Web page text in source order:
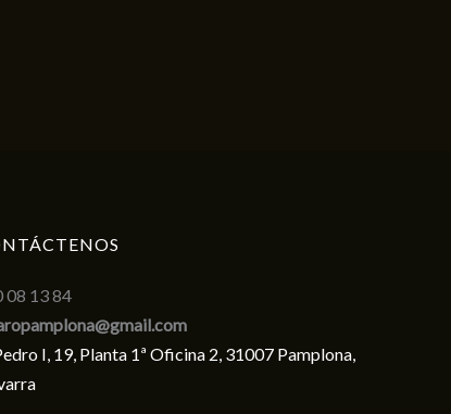
08 13 84
I, 19, Planta 1ª Oficina 2, 31007 Pamplona,